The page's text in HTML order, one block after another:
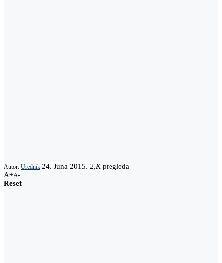
Autor: Urednik 24. Juna 2015. 2,Kpregleda
A+A-
Reset